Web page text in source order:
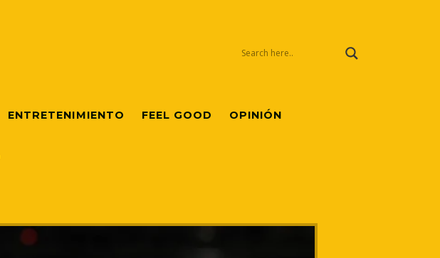
ENTRETENIMIENTO FEEL GOOD OPINIÓN